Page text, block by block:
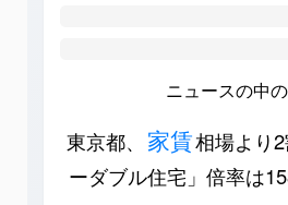
ニュースの中
東京都、 家賃相場より
ーダブル住宅」倍率は